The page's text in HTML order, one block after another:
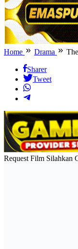
Home Drama
Sharer
Tweet
Request Film Silahkan